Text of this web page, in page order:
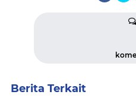
Berita Terkait